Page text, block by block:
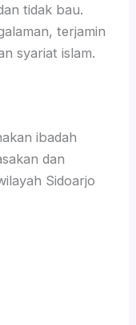
tidak bau.
terjamin
syariat islam.
ibadah
dan
Sidoarjo